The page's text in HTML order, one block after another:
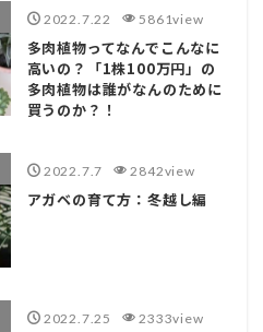
2022.7.22 5861view
多肉植物ってなんでこんなに
高いの？「1株100万円」の
多肉植物は誰がなんのために
買うのか？！
2022.7.7 2842view
アガベの育て方：冬越し編
2022.7.25 2333view